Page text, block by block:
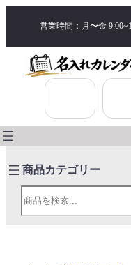
営業時間：月〜金
検索